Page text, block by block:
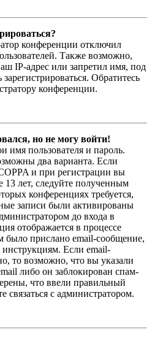
конференции отключил
Также возможно,
IP-адрес или запретил имя, под
Обратитесь
конференции.
но не могу войти!
имя пользователя и пароль.
два варианта. Если
и при регистрации вы
13 лет, следуйте полученным
конференциях требуется,
записи были активированы
до входа в
отображается в процессе
было прислано email-сообщение,
Если email-
то возможно, что вы указали
либо он заблокирован спам-
что ввели правильный
связаться с администратором.